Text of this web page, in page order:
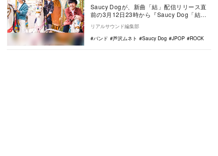
Saucy Dogが、新曲「結」配信リリース直
前の3月12日23時から『Saucy Dog「結」
リリース&MVプレミア公…
リアルサウンド編集部
バンド
芦沢ムネト Saucy Dog JPOP ROCK